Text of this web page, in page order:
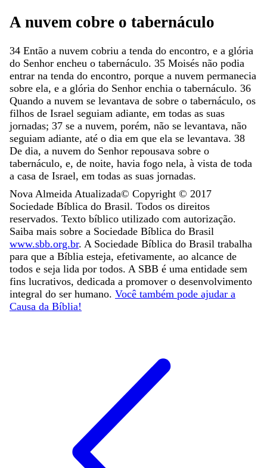
A nuvem cobre o tabernáculo
34 Então a nuvem cobriu a tenda do encontro, e a glória
do Senhor encheu o tabernáculo. 35 Moisés não podia
entrar na tenda do encontro, porque a nuvem permanecia
sobre ela, e a glória do Senhor enchia o tabernáculo. 36
Quando a nuvem se levantava de sobre o tabernáculo, os
filhos de Israel seguiam adiante, em todas as suas
jornadas; 37 se a nuvem, porém, não se levantava, não
seguiam adiante, até o dia em que ela se levantava. 38
De dia, a nuvem do Senhor repousava sobre o
tabernáculo, e, de noite, havia fogo nela, à vista de toda
a casa de Israel, em todas as suas jornadas.
Nova Almeida Atualizada© Copyright © 2017
Sociedade Bíblica do Brasil. Todos os direitos
reservados. Texto bíblico utilizado com autorização.
Saiba mais sobre a Sociedade Bíblica do Brasil
www.sbb.org.br. A Sociedade Bíblica do Brasil trabalha
para que a Bíblia esteja, efetivamente, ao alcance de
todos e seja lida por todos. A SBB é uma entidade sem
fins lucrativos, dedicada a promover o desenvolvimento
integral do ser humano. Você também pode ajudar a
Causa da Bíblia!